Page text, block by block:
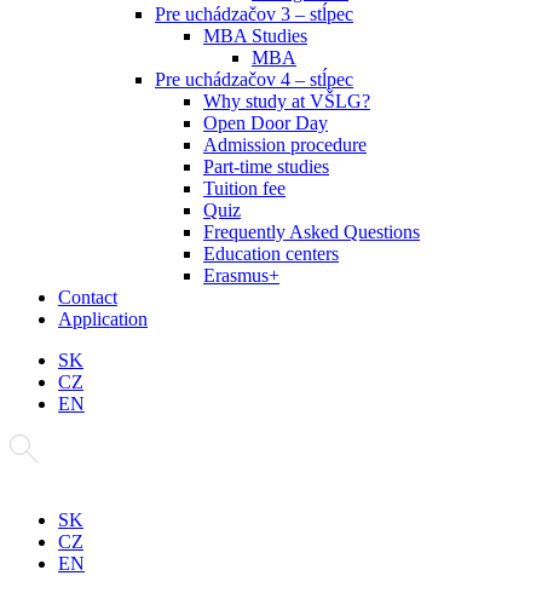
Pre uchádzačov 3 – stĺpec
MBA Studies
MBA
Pre uchádzačov 4 – stĺpec
Why study at VŠLG?
Open Door Day
Admission procedure
Part-time studies
Tuition fee
Quiz
Frequently Asked Questions
Education centers
Erasmus+
Contact
Application
SK
CZ
EN
SK
CZ
EN